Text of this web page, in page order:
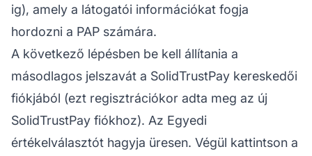
ig), amely a látogatói információkat fogja
hordozni a PAP számára.
A következő lépésben be kell állítania a
másodlagos jelszavát a SolidTrustPay kereskedői
fiókjából (ezt regisztrációkor adta meg az új
SolidTrustPay fiókhoz). Az Egyedi
értékelválasztót hagyja üresen. Végül kattintson a